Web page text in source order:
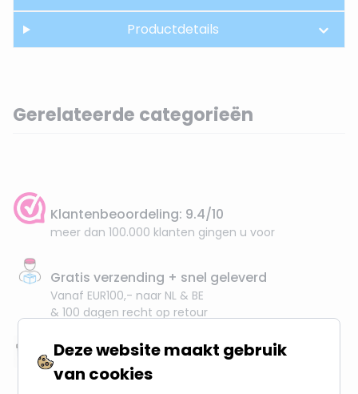
Productdetails
Gerelateerde categorieën
Klantenbeoordeling: 9.4/10
meer dan 100.000 klanten gingen u voor
Gratis verzending + snel geleverd
Vanaf EUR100,- naar NL & BE
& 100 dagen recht op retour
Altijd uit eigen voorraad
3000m2 - 60.000+ Producten
Deze website maakt gebruik
van cookies